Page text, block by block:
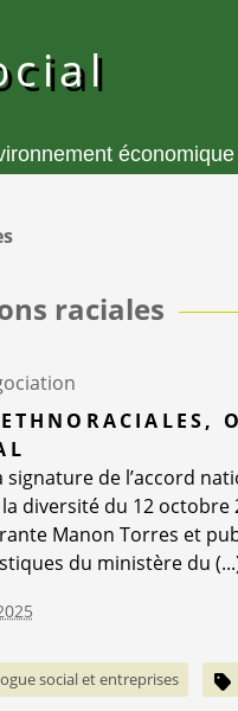
économique
raciales
signature de l’accord
diversité du 12 octobre
Manon Torres et
du ministère du
social et entreprises